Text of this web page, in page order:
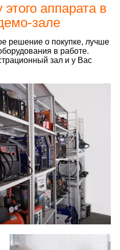
аппарата в
зале
решение о покупке, лучше
в работе.
зал и у Вас